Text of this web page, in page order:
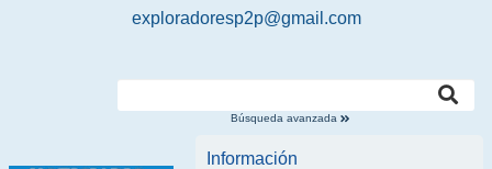
exploradoresp2p@gmail.com
Búsqueda avanzada
Información